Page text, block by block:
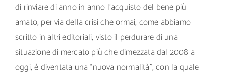
di rinviare di anno in anno l’acquisto del bene più
amato, per via della crisi che ormai, come abbiamo
scritto in altri editoriali, visto il perdurare di una
situazione di mercato più che dimezzata dal 2008 a
oggi, è diventata una “nuova normalità”, con la quale